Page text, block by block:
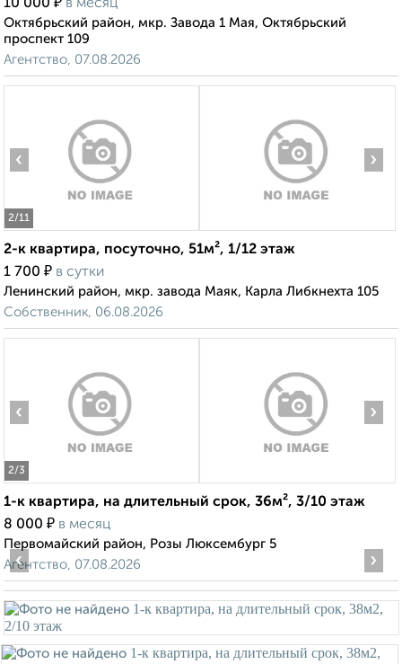
10 000
в месяц
Октябрьский район, мкр. Завода 1 Мая, Октябрьский
проспект 109
Агентство, 07.08.2026
2/11
‹ ›
2-к квартира, посуточно, 51м², 1/12 этаж
1 700 ₽ в сутки
Ленинский район, мкр. завода Маяк, Карла Либкнехта 105
Собственник, 06.08.2026
2/3
‹ ›
1-к квартира, на длительный срок, 36м², 3/10 этаж
8 000 ₽ в месяц
Первомайский район, Розы Люксембург 5
Агентство, 07.08.2026
‹ ›